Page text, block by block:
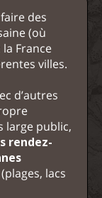
des
(où
France
villes.
d’autres
large public,
rendez-
(plages, lacs